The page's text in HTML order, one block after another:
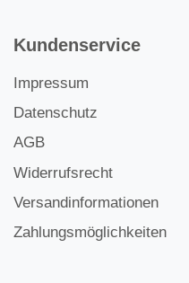
Kundenservice
Impressum
Datenschutz
AGB
Widerrufsrecht
Versandinformationen
Zahlungsmöglichkeiten